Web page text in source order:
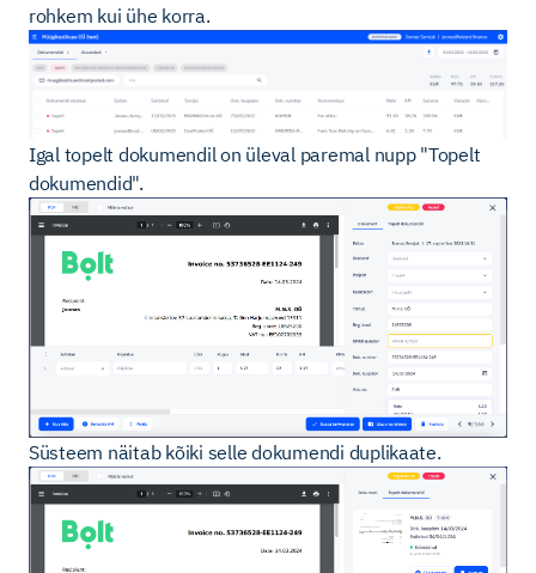
rohkem kui ühe korra.
Igal topelt dokumendil on üleval paremal nupp "Topelt
dokumendid".
Süsteem näitab kõiki selle dokumendi duplikaate.